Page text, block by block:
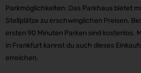
Parkmöglichkeiten: Das Parkhaus bietet
Stellplätze zu erschwinglichen Preisen.
ersten 90 Minuten Parken sind kostenlos.
in Frankfurt kannst du auch dieses
erreichen.